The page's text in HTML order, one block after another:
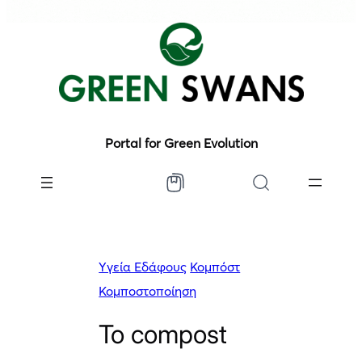
Portal for Green Evolution
Yγεία Εδάφους Κομπόστ
Κομποστοποίηση
Το compost